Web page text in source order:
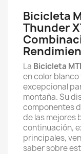
Bicicleta
Thunder
La Bicicleta
en color
excepcional
montaña. Su
componentes
de las mejores
continuación,
principales,
saber sobre